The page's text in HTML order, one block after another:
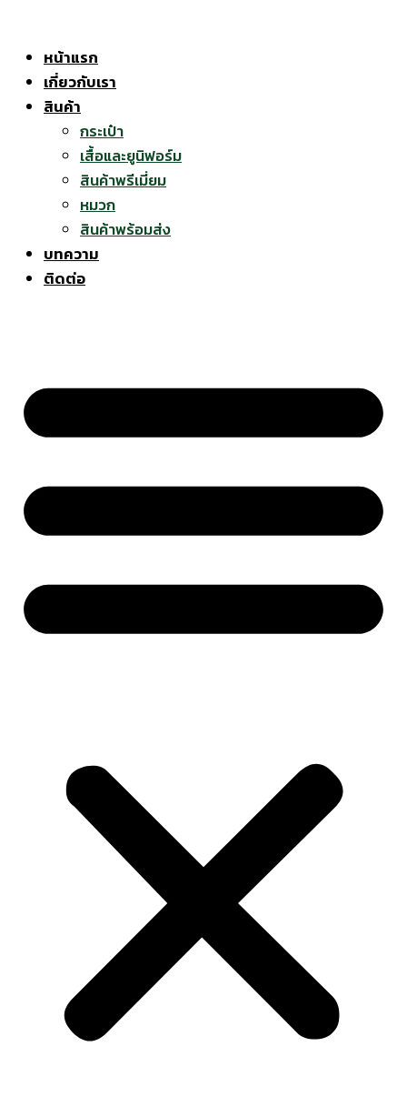
หน้าแรก
เกี่ยวกับเรา
สินค้า
กระเป๋า
เสื้อและยูนิฟอร์ม
สินค้าพรีเมี่ยม
หมวก
สินค้าพร้อมส่ง
บทความ
ติดต่อ